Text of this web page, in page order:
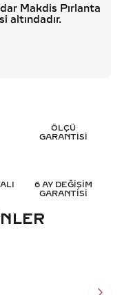
Makdis Pırlanta
altındadır.
ÖLÇÜ
GARANTİSİ
6 AY DEĞİŞİM
GARANTİSİ